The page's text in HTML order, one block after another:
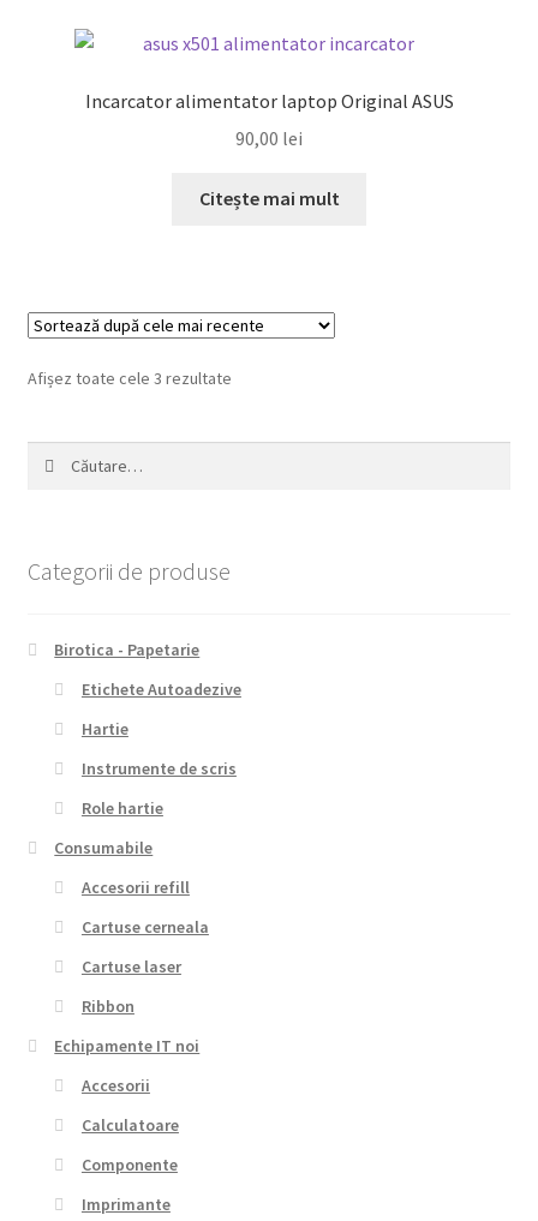
Incarcator alimentator laptop Original ASUS
90,00 lei
Citește mai mult
Afișez toate cele 3 rezultateSortat
Categorii de produse
Birotica - Papetarie
Etichete Autoadezive
Hartie
Instrumente de scris
Role hartie
Consumabile
Accesorii refill
Cartuse cerneala
Cartuse laser
Ribbon
Echipamente IT noi
Accesorii
Calculatoare
Componente
Imprimante